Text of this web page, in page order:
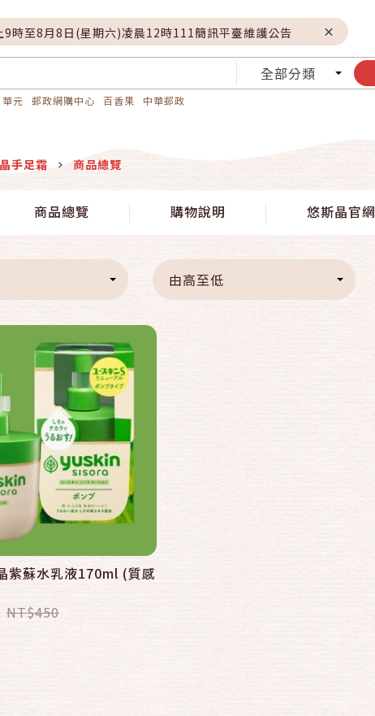
時至8月8日(星期六)凌晨12時111簡訊平臺維護公告
全部分類
華元 郵政網購中心 百香果 中華郵政
手足霜 商品總覽
商品總覽 購物說明 悠斯晶官網
由高至低
紫蘇水乳液170ml (質感
NT$450